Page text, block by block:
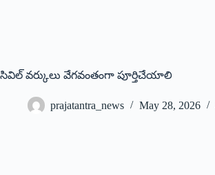
సివిల్ వర్కులు వేగవంతంగా పూర్తిచేయాలి
prajatantra_news May 28, 2026